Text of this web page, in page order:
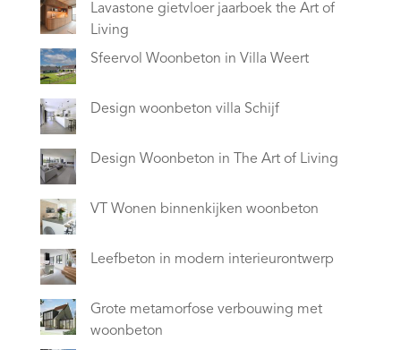
Lavastone gietvloer jaarboek the Art of
Living
Sfeervol Woonbeton in Villa Weert
Design woonbeton villa Schijf
Design Woonbeton in The Art of Living
VT Wonen binnenkijken woonbeton
Leefbeton in modern interieurontwerp
Grote metamorfose verbouwing met
woonbeton